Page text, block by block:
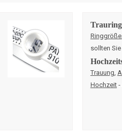
Ringgröße,
sollten
Trauung,
Hochzeit-